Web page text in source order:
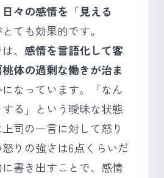
日々の感情を「見える
ても効果的です。
、 感情を言語化して客
体の過剰な働きが治ま
なっています。「なん
る」という曖昧な状態
司の一言に対して怒り
りの強さは6点くらいだ
書き出すことで、感情